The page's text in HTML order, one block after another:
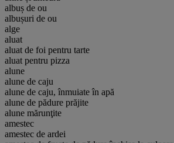
albuș de ou
albușuri de ou
alge
aluat
aluat de foi pentru tarte
aluat pentru pizza
alune
alune de caju
alune de caju, înmuiate în apă
alune de pădure prăjite
alune mărunţite
amestec
amestec de ardei